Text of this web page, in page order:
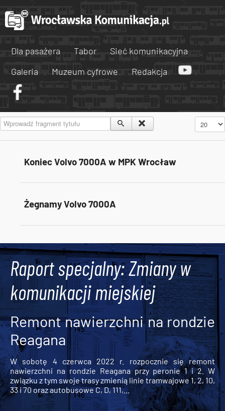
Dla pasażera Tabor
Sieć komunikacyjna
Galeria
Muzeum cyfrowe Redakcja
Wprowadź fragment tytułu Pokaż #
Koniec Volvo 7000A w MPK Wrocław
Żegnamy Volvo 7000A
Raport specjalny: Zmiany w
komunikacji miejskiej
Remont nawierzchni na rondzie
Reagana
W sobotę 4 czerwca 2022 r. rozpocznie się remont
nawierzchni na rondzie Reagana przy peronie 1 i 2. W
związku z tym swoje trasy zmienią linie tramwajowe 1, 2, 10,
33 i 70 oraz autobusowe C, D, 111,...